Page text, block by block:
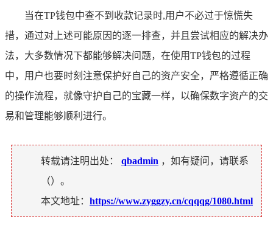
当在TP钱包中查不到收款记录时,用户不必过于惊慌失
措，通过对上述可能原因的逐一排查，并且尝试相应的解决办
法，大多数情况下都能够解决问题，在使用TP钱包的过程
中，用户也要时刻注意保护好自己的资产安全，严格遵循正确
的操作流程，就像守护自己的宝藏一样，以确保数字资产的交
易和管理能够顺利进行。
转载请注明出处： qbadmin ，如有疑问，请联系
（）。
本文地址： https://www.zyggzy.cn/cqqqg/1080.html